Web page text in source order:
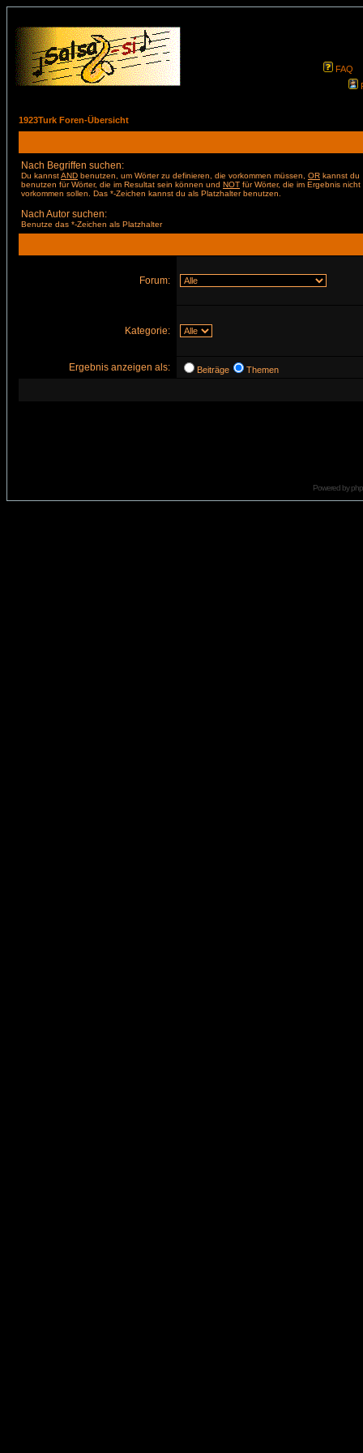
FAQ
1923Turk Foren-Übersicht
Nach Begriffen suchen:
Du kannstAND benutzen, um Wörter zu definieren, die vorkommen müssen, OR kannst du
benutzen für Wörter, die im Resultat sein können und NOT für Wörter, die im Ergebnis nicht
vorkommen sollen. Das *-Zeichen kannst du als Platzhalter benutzen.
Nach Autor suchen:
Benutze das *-Zeichen als Platzhalter
Forum:
Kategorie:
Ergebnis anzeigen als: Beiträge Themen
Powered by